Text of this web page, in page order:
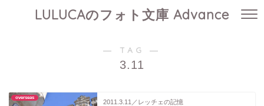
LULUCAのフォト文庫 Advance
― TAG ―
3.11
overseas
2011.3.11／レッチェの記憶